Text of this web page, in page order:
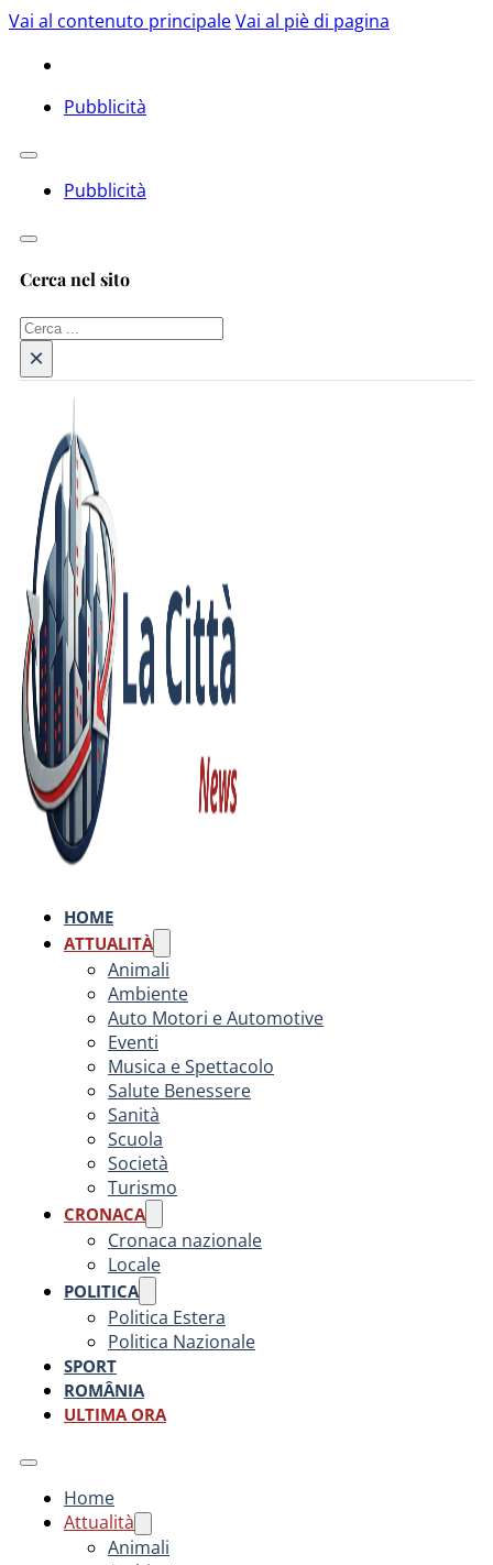
Vai al contenuto principaleVai al piè di pagina
Pubblicità
Pubblicità
Cerca nel sito
Cerca
×
HOME
ATTUALITÀ
Animali
Ambiente
Auto Motori e Automotive
Eventi
Musica e Spettacolo
Salute Benessere
Sanità
Scuola
Società
Turismo
CRONACA
Cronaca nazionale
Locale
POLITICA
Politica Estera
Politica Nazionale
SPORT
ROMÂNIA
ULTIMA ORA
Home
Attualità
Animali